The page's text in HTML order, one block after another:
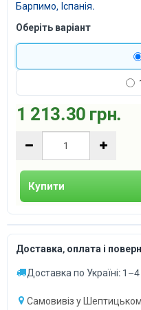
Барпимо, Іспанія.
Оберіть варіант
1 213.30 грн.
Купити
Доставка, оплата і
Доставка по Україні: 1–4
Самовивіз у